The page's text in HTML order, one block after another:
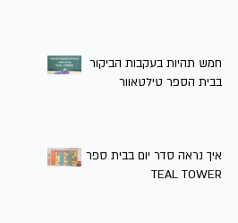
חמש תהיות בעקבות הביקור
בבית הספר טילטאוור
איך נראה סדר יום בבית ספר
TEAL TOWER